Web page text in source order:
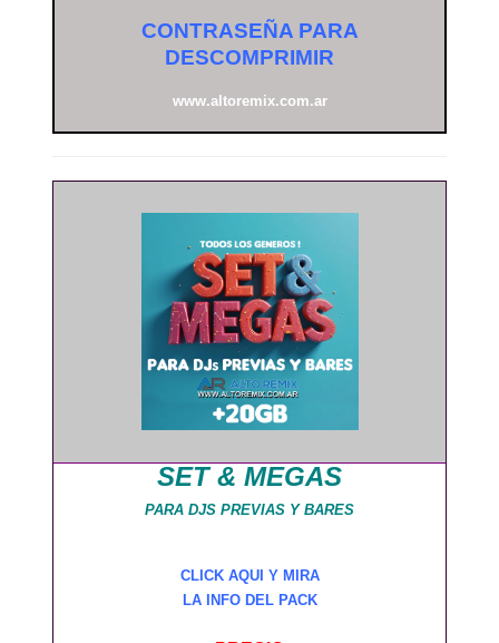
CONTRASEÑA PARA
DESCOMPRIMIR
www.altoremix.com.ar
SET & MEGAS
PARA DJS PREVIAS Y BARES
CLICK AQUI Y MIRA
LA INFO DEL PACK